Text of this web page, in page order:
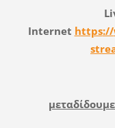
Internet https://